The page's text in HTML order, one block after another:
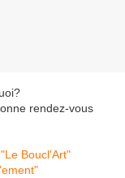
rendez-vous
"Le Boucl'Art"